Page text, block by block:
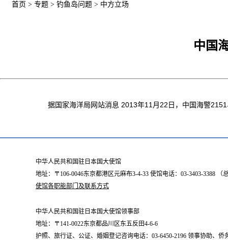
首页 > 专题 > 钓鱼岛问题 > 中方立场
中国
据国家海洋局网站消息 2013年11月22日，中国海警2151
中华人民共和国驻日本国大使馆
地址：〒106-0046东京都港区元麻布3-4-33 使馆电话：03-3403-3388 （
使馆各职能部门及联系方式
中华人民共和国驻日本国大使馆领事部
地址：〒141-0022东京都品川区东五反田4-6-6
护照、旅行证、公证、婚姻登记咨询电话：03-6450-2196 领事协助、侨